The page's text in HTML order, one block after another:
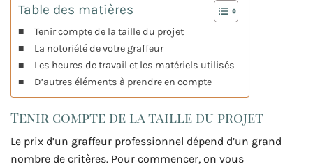
Table des matières
Tenir compte de la taille du projet
La notoriété de votre graffeur
Les heures de travail et les matériels utilisés
D’autres éléments à prendre en compte
Tenir compte de la taille du projet
Le prix d’un graffeur professionnel dépend d’un grand
nombre de critères. Pour commencer, on vous